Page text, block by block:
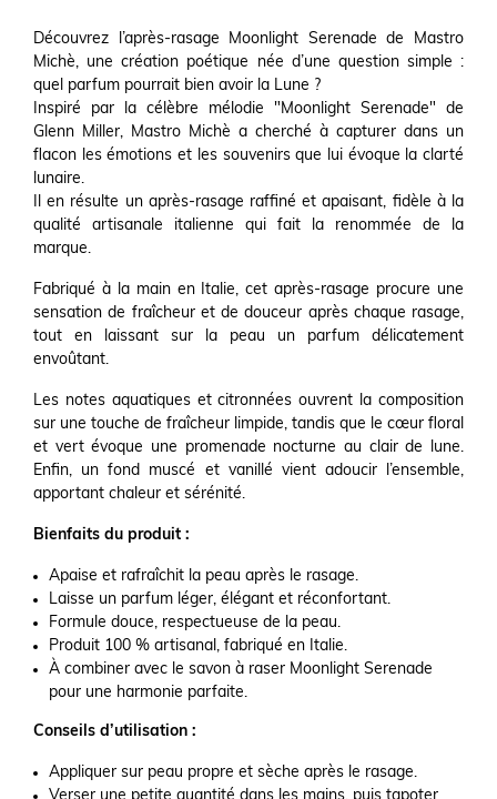
Découvrez l’après-rasage Moonlight Serenade de Mastro
Michè, une création poétique née d’une question simple :
quel parfum pourrait bien avoir la Lune ?
Inspiré par la célèbre mélodie "Moonlight Serenade" de
Glenn Miller, Mastro Michè a cherché à capturer dans un
flacon les émotions et les souvenirs que lui évoque la clarté
lunaire.
Il en résulte un après-rasage raffiné et apaisant, fidèle à la
qualité artisanale italienne qui fait la renommée de la
marque.
Fabriqué à la main en Italie, cet après-rasage procure une
sensation de fraîcheur et de douceur après chaque rasage,
tout en laissant sur la peau un parfum délicatement
envoûtant.
Les notes aquatiques et citronnées ouvrent la composition
sur une touche de fraîcheur limpide, tandis que le cœur floral
et vert évoque une promenade nocturne au clair de lune.
Enfin, un fond muscé et vanillé vient adoucir l’ensemble,
apportant chaleur et sérénité.
Bienfaits du produit :
Apaise et rafraîchit la peau après le rasage.
Laisse un parfum léger, élégant et réconfortant.
Formule douce, respectueuse de la peau.
Produit 100 % artisanal, fabriqué en Italie.
À combiner avec le savon à raser Moonlight Serenade
pour une harmonie parfaite.
Conseils d’utilisation :
Appliquer sur peau propre et sèche après le rasage.